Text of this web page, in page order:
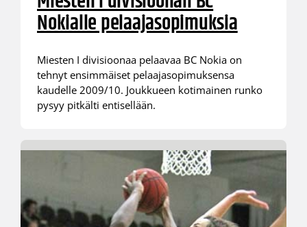
Nokialle pelaajasopimuksia
Miesten I divisioonaa pelaavaa BC Nokia on
tehnyt ensimmäiset pelaajasopimuksensa
kaudelle 2009/10. Joukkueen kotimainen runko
pysyy pitkälti entisellään.